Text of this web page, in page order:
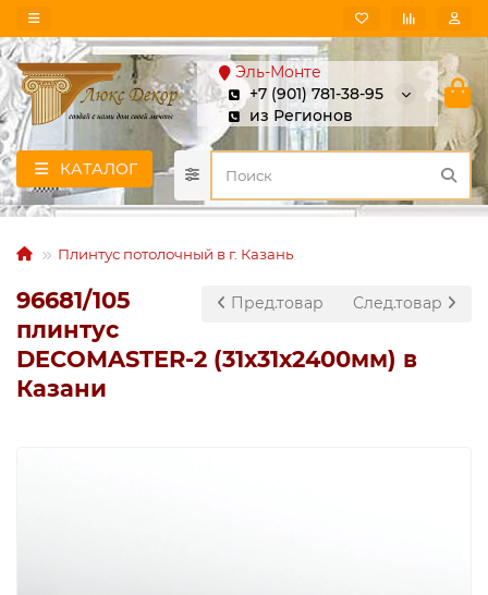
Эль-Монте
+7 (901) 781-38-95
из Регионов
КАТАЛОГ
Плинтус потолочный в г. Казань
Пред.товар След.товар
96681/105
плинтус
DECOMASTER-2 (31х31х2400мм) в
Казани